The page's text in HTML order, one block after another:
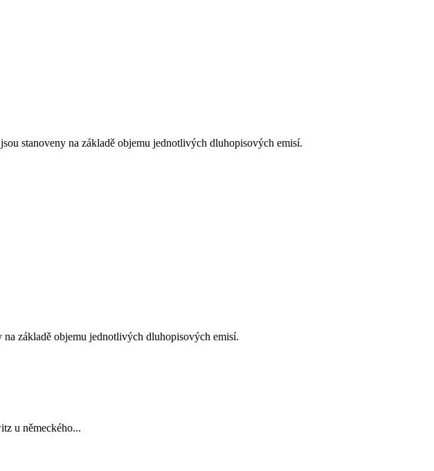
stanoveny na základě objemu jednotlivých dluhopisových emisí.
základě objemu jednotlivých dluhopisových emisí.
u německého...